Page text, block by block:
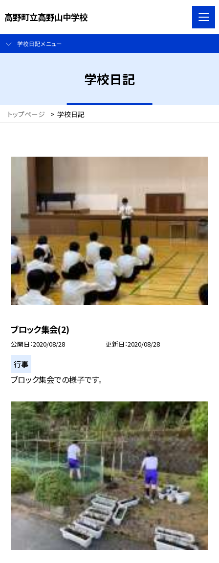
高野町立高野山中学校
学校日記メニュー
学校日記
トップページ > 学校日記
ブロック集会(2)
公開日 2020/08/28 更新日 2020/08/28
行事
ブロック集会での様子です。